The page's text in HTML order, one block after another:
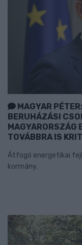
MAGYAR
BERUHÁZÁSI
MAGYARORSZÁG
TOVÁBBRA IS
Átfogó energetikai
kormány.